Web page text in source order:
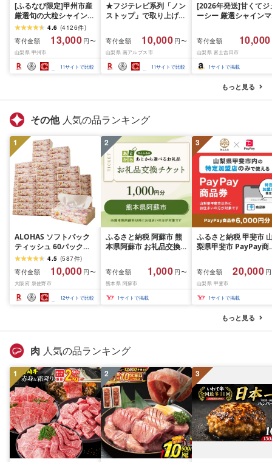
[ふるなび限定]甲州市産
厳選旬の大粒シャインマ
スカット 約1.3kg 2〜3
房[2026年発送]
(MG)B12-472 FN-
Limited-VO シャインマ
スカット フルーツ
4.6 (4126件)
寄付金額
13,000 円〜
山梨県 甲州市
11サイトで比較
★フジテレビ系列「ノン
ストップ」で取り上げら
先行予約]南アルプス市
産シャインマスカット
1.2kg以上(2〜3房)ふる
さと納税 おすすめ 山梨
県 南アルプス市 送料無
寄付金額 10,000 円〜
山梨県 南アルプス市
11サイトで比較
[2026年発送]甘くてジ
ーシー 厳選シャインマ
月前半(1〜15日)から
月下旬までの発送) フ
ーツ ぶどう 果物 山梨
産 2026 旬 大粒 高級
寄付金額 10,000
山梨県 富士吉田市
1サイトで掲載
もっと見る
その他 人気の品ランキング
1
ALOHAS ソフトパック
ティッシュ 60パック
×400枚(200組) 日用品
必需品 常備品 まとめ買
い 備蓄 防災
4.5 (587件)
寄付金額
10,000 円〜
大阪府 泉佐野市
12サイトで比較
2
ふるさと納税 阿蘇市 熊
本県阿蘇市 お礼品交換
寄付金額 1,000 円〜
熊本県 阿蘇市
1サイトで掲載
3
ふるさと納税 甲斐市
梨県甲斐市 PayPay商
一部の加盟店のみで利
可
寄付金額 20,000
山梨県 甲斐市
1サイトで掲載
もっと見る
肉 人気の品ランキング
1 2 3